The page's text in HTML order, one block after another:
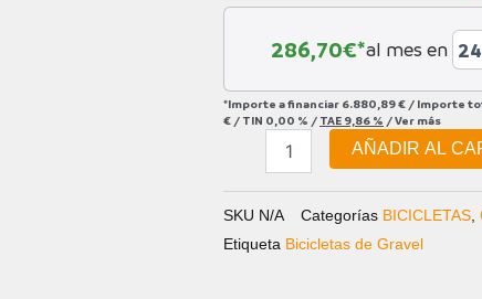
286,70€*al mes en
*Importe a financiar 6.880,89 € / Importe
€ / TIN 0,00 % / TAE 9,86 % /Ver más
AÑADIR AL
SKU N/A Categorías BICICLETAS
Etiqueta Bicicletas de Gravel